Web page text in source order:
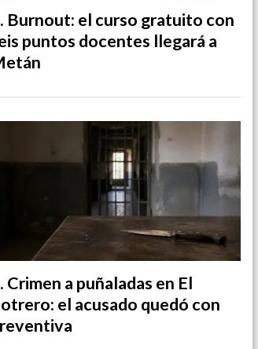
Burnout: el curso gratuito con
puntos docentes llegará a
Crimen a puñaladas en El
el acusado quedó con